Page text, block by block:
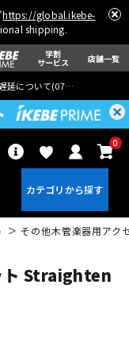
https://global.ikebe-
shipping.
学割
サービス 店舗一覧
延について(07月29日
0
その他木管楽器用アク
ト Straighten